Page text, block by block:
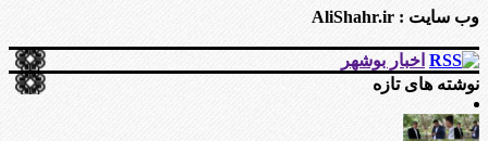
وب سایت : AliShahr.ir
اخبار بوشهر
نوشته های تازه